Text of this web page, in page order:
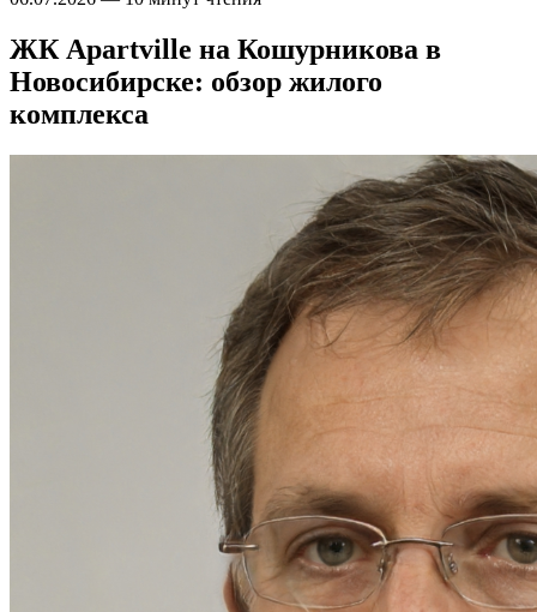
ЖК Apartville на Кошурникова в
Новосибирске: обзор жилого
комплекса